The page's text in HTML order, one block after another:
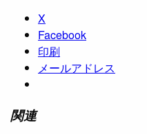
X
Facebook
印刷
メールアドレス
関連